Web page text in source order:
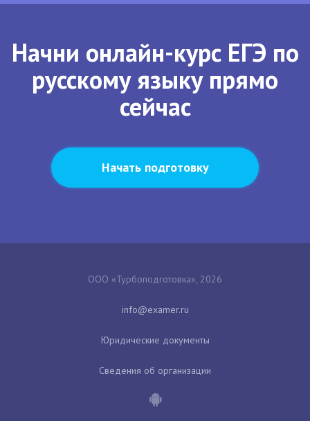
Начни онлайн-курс ЕГЭ по
русскому языку прямо
сейчас
Начать подготовку
ООО «Турбоподготовка», 2026
Юридические документы
Сведения об организации